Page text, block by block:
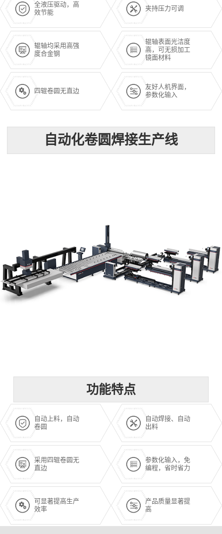
全液压驱动，高
效节能
夹持压力可调
辊轴均采用高强
度合金钢
辊轴表面光洁度
高，可无损加工
镜面材料
四辊卷圆无直边
友好人机界面，
参数化输入
自动化卷圆焊接生产线
功能特点
自动上料，自动
卷圆
自动焊接、自动
出料
采用四辊卷圆无
直边
参数化输入，免
编程，省时省力
可显著提高生产
效率
产品质量显著提
高